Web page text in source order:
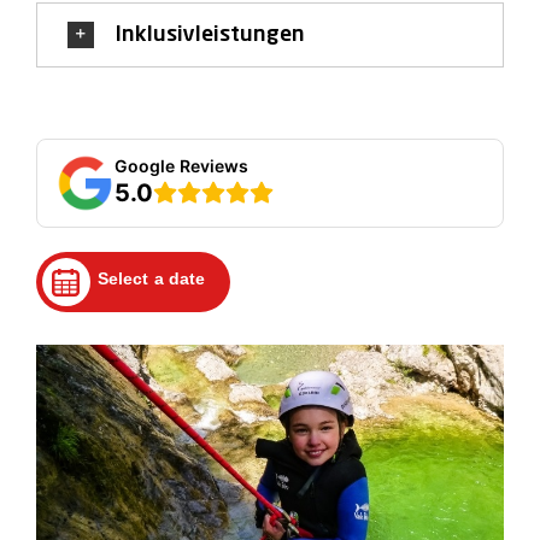
Für Menschen mit oder ohne Behinderung bieten wir
zudem verschiedene Schwierigkeitslevel an – Du
Canyoning basic, pro oder expert wählen. Und da wir
vor der Buchung Deines Kurses bereits geklärt
haben, was Du Dir im Einzelnen vorstellen kannst
ausgeschlossen ist, können wir Dein Canyoning-
Erlebnis im Allgäu entsprechend gestalten.
Inklusivleistungen
Google Reviews
5.0
Select a date